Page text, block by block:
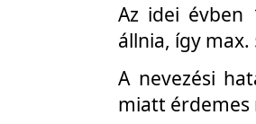
Az idei évben
állnia, így
A nevezési
miatt érdemes